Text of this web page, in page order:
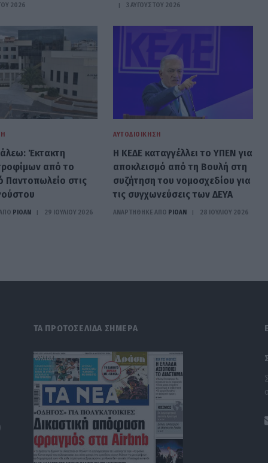
2026
3 ΑΥΓΟΎΣΤΟΥ 2026
Έκτακτη
από το
Παντοπωλείο στις
PIOAN 29 ΙΟΥΛΊΟΥ 2026
ΑΥΤΟΔΙΟΊΚΗΣΗ
Η ΚΕΔΕ καταγγέλλει το ΥΠΕΝ για
αποκλεισμό από τη Βουλή στη
συζήτηση του νομοσχεδίου για
τις συγχωνεύσεις των ΔΕΥΑ
ΑΝΑΡΤΗΘΗΚΕ ΑΠΟ PIOAN 28 ΙΟΥΛΊΟΥ 2026
ΤΑ ΠΡΩΤΟΣΕΛΙΔΑ ΣΗΜΕΡΑ